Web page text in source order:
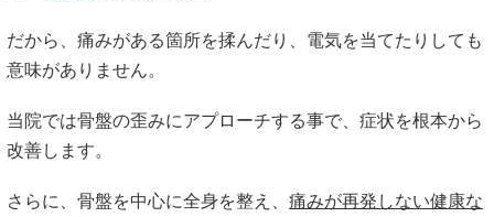
だから、痛みがある箇所を揉んだり、電気を当てたりしても
意味がありません。
当院では骨盤の歪みにアプローチする事で、症状を根本から
改善します。
さらに、骨盤を中心に全身を整え、 痛みが再発しない健康な